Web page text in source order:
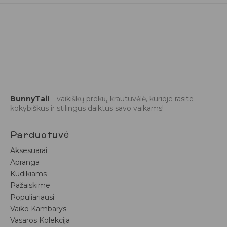
BunnyTail – vaikiškų prekių krautuvėlė, kurioje rasite
kokybiškus ir stilingus daiktus savo vaikams!
Parduotuvė
Aksesuarai
Apranga
Kūdikiams
Pažaiskime
Populiariausi
Vaiko Kambarys
Vasaros Kolekcija